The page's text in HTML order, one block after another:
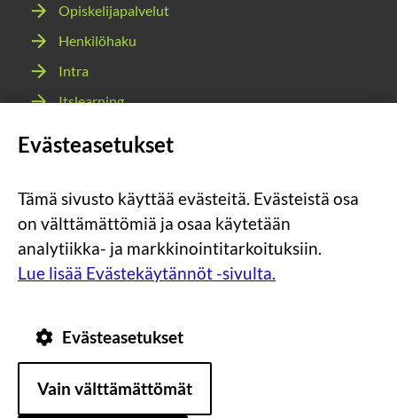
Opiskelijapalvelut
Henkilöhaku
Intra
Itslearning
Sosiaalinen
media:
instagram
Sosiaalinen
media:
facebook
Sosiaalinen
media:
youtube
Sosiaalinen
media:
snapchat
Tietosuoja
Evästeasetukset
Tämä sivusto käyttää evästeitä. Evästeistä osa
on välttämättömiä ja osaa käytetään
analytiikka- ja markkinointitarkoituksiin.
Lue lisää Evästekäytännöt -sivulta.
Evästeasetukset
Vain välttämättömät